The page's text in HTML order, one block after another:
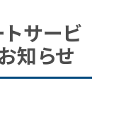
サービ
知らせ